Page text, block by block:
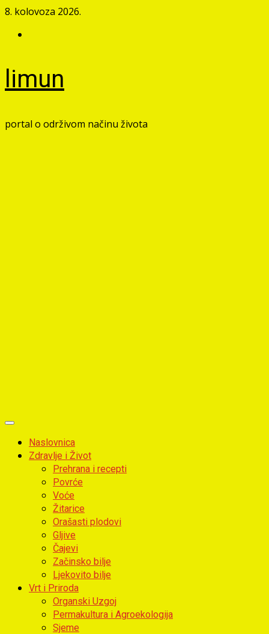
Skip
content
8. kolovoza 2026.
limun
portal o održivom načinu života
Primary
MenuNaslovnica
Zdravlje i Život
Prehrana i recepti
Povrće
Voće
Žitarice
Orašasti plodovi
Gljive
Čajevi
Začinsko bilje
Ljekovito bilje
Vrt i Priroda
Organski Uzgoj
Permakultura i Agroekologija
Sjeme